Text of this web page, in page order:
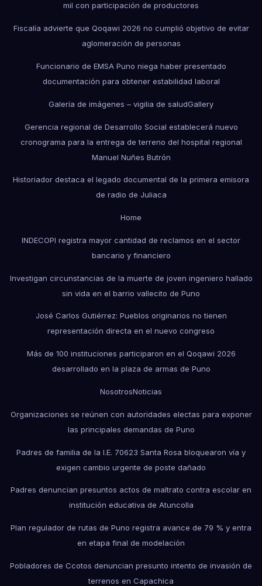
mil con participación de productores
Fiscalía advierte que Qoqawi 2026 no cumplió objetivo de evitar
aglomeración de personas
Funcionario de EMSA Puno niega haber presentado
documentación para obtener estabilidad laboral
Galería de imágenes – vigilia de saludGallery
Gerencia regional de Desarrollo Social establecerá nuevo
cronograma para la entrega de terreno del hospital regional
Manuel Nuñes Butrón
Historiador destaca el legado documental de la primera emisora
de radio de Juliaca
Home
INDECOPI registra mayor cantidad de reclamos en el sector
bancario y financiero
Investigan circunstancias de la muerte de joven ingeniero hallado
sin vida en el barrio vallecito de Puno
José Carlos Gutiérrez: Pueblos originarios no tienen
representación directa en el nuevo congreso
Más de 100 instituciones participaron en el Qoqawi 2026
desarrollado en la plaza de armas de Puno
NosotrosNoticias
Organizaciones se reúnen con autoridades electas para exponer
las principales demandas de Puno
Padres de familia de la I.E. 70623 Santa Rosa bloquearon vía y
exigen cambio urgente de poste dañado
Padres denuncian presuntos actos de maltrato contra escolar en
institución educativa de Atuncolla
Plan regulador de rutas de Puno registra avance de 79 % y entra
en etapa final de modelación
Pobladores de Ccotos denuncian presunto intento de invasión de
terrenos en Capachica